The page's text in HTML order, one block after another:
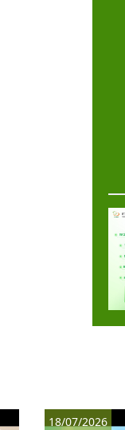
18/07/2026